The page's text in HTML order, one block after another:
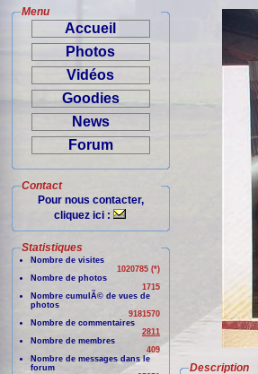
Menu
Accueil
Photos
Vidéos
Goodies
News
Forum
Contact
Pour nous contacter,
cliquez ici :
Statistiques
Nombre de visites
1020785 (*)
Nombre de photos
1715
Nombre cumulÃ© de vues de
photos
9181570
Nombre de commentaires
2811
Nombre de membres
409
Nombre de messages dans le
forum
Description